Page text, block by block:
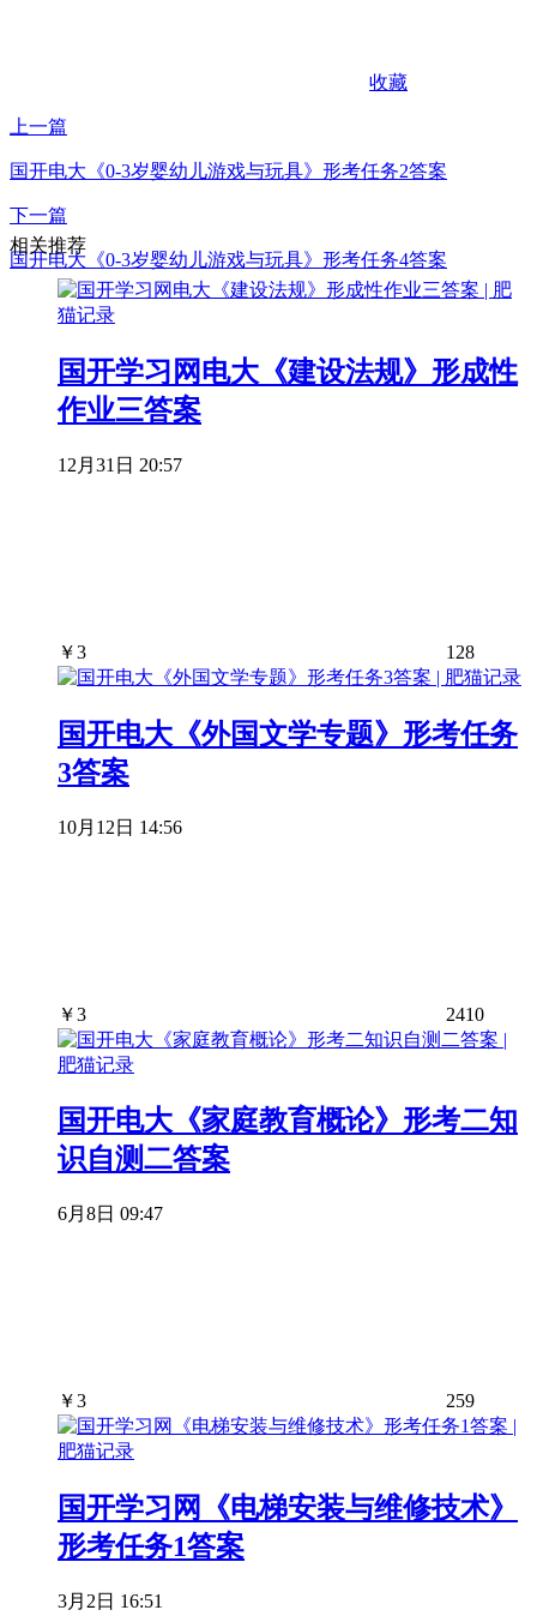
收藏
上一篇
国开电大《0-3岁婴幼儿游戏与玩具》形考任务2答案
下一篇
国开电大《0-3岁婴幼儿游戏与玩具》形考任务4答案
相关推荐
国开学习网电大《建设法规》形成性
作业三答案
12月31日 20:57
￥3 128
国开电大《外国文学专题》形考任务
3答案
10月12日 14:56
￥3 2410
国开电大《家庭教育概论》形考二知
识自测二答案
6月8日 09:47
￥3 259
国开学习网《电梯安装与维修技术》
形考任务1答案
3月2日 16:51